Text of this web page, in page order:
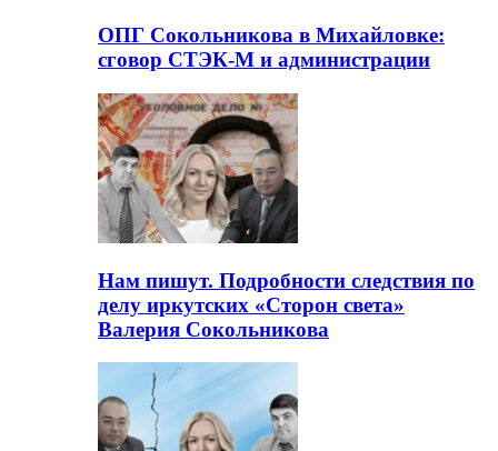
ОПГ Сокольникова в Михайловке:
сговор СТЭК-М и администрации
Нам пишут. Подробности следствия по
делу иркутских «Сторон света»
Валерия Сокольникова